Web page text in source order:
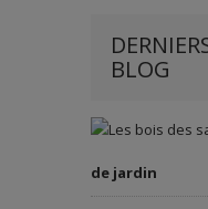
BLOG
de jardin